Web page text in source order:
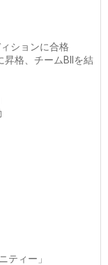
ションに合格
昇格、チームBIIを結
ティー」